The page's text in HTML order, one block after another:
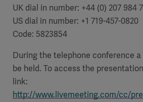
UK dial in number: +44 (0) 207 984
US dial in number: +1 719-457-0820
Code: 5823854
During the telephone conference a
be held. To access the
link:
http://www.livemeeting.com/cc/